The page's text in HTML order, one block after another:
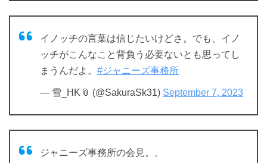
イノッチの言葉は信じたいけどさ。でも、イノ
ッチがこんなこと背負う必要ないとも思ってし
まうんだよ。 #ジャニーズ事務所
— 雪_HK📎 (@SakuraSk31) September 7, 2023
ジャニーズ事務所の会見。。